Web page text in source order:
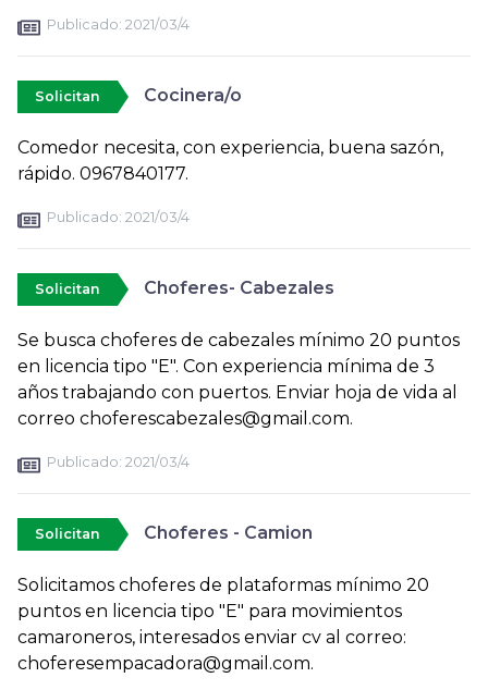
Publicado: 2021/03/4
Solicitan Cocinera/o
Comedor necesita, con experiencia, buena sazón,
rápido. 0967840177.
Publicado: 2021/03/4
Solicitan Choferes- Cabezales
Se busca choferes de cabezales mínimo 20 puntos
en licencia tipo "E". Con experiencia mínima de 3
años trabajando con puertos. Enviar hoja de vida al
correo choferescabezales@gmail.com.
Publicado: 2021/03/4
Solicitan Choferes - Camion
Solicitamos choferes de plataformas mínimo 20
puntos en licencia tipo "E" para movimientos
camaroneros, interesados enviar cv al correo:
choferesempacadora@gmail.com.